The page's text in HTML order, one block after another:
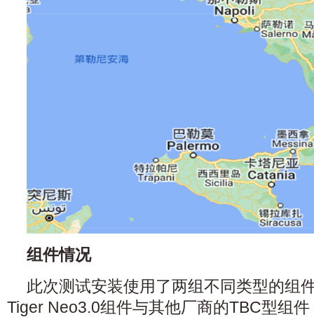
组件情况
此次测试安装使用了两组不同类型的组
Tiger Neo3.0组件与其他厂商的TBC型组